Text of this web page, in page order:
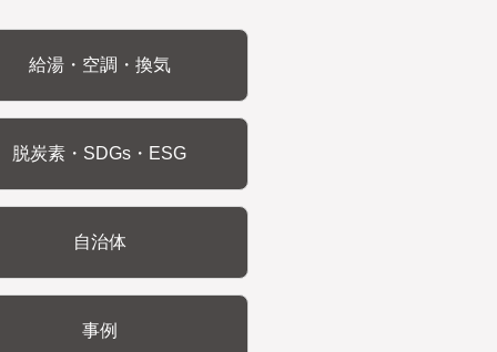
給湯・空調・換気
脱炭素・SDGs・ESG
自治体
事例